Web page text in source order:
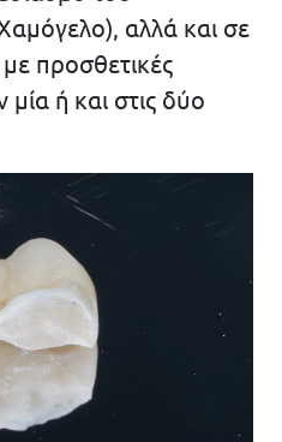
αλλά και σε
με προσθετικές
ή και στις δύο